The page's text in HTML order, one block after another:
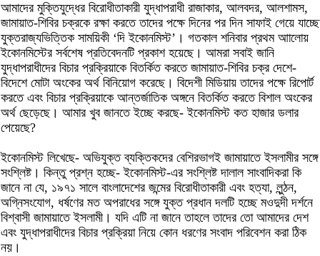
আমাদের মুক্তিযুদ্ধের বিরোধীতাকারী যুদ্ধাপরাধী রাজাকার, আলবদর, আলশামস,
জামায়াত-শিবির চক্রকে রক্ষা করতে তাদের পক্ষে দিনের পর দিন সাফাই গেয়ে যাচ্ছে
যুক্তরাজ্যভিত্তিক সাময়িকী ‘দি ইকোনমিস্ট’। গতকাল শনিবার প্রথম আালোয়
ইকোনমিস্টের সর্বশেষ প্রতিবেদনটি প্রকাশ হয়েছে। আমরা সবাই জানি
যুদ্ধাপরাধীদের বিচার প্রক্রিয়াকে বিতর্কিত করতে জামায়াত-শিবির চক্র দেশে-
বিদেশে মোটা অংকের অর্থ বিনিয়োগ করেছে। বিদেশী মিডিয়ায় তাদের পক্ষে রিপোর্ট
করতে এবং বিচার প্রক্রিয়াকে আন্তর্জাতিক অঙ্গনে বিতর্কিত করতে বিশাল অংকের
অর্থ ছেড়েছে। আমার খুব জানতে ইচ্ছে করছে- ইকোনমিস্ট কত হাজার ডলার
পেয়েছে?
ইকোনমিস্ট লিখেছে- অভিযুক্ত ব্যক্তিকদের বেশিরভাগই জামায়াতে ইসলামীর সঙ্গে
সংশ্লিষ্ট। কিন্তু প্রশ্ন হচ্ছে- ইকোনমিস্ট-এর সংশ্লিষ্ট দালাল সাংবাদিকরা কি
জানে না যে, ১৯৭১ সালে বাংলাদেশের জন্মের বিরোধীতাকারী এবং হত্যা, লুন্ঠন,
অগ্নিসংযোগ, ধর্ষণের মত অপরাধের সঙ্গে যুক্ত প্রধান দলটি হচ্ছে মওদুদী দর্শনে
বিশ্বাসী জামায়াতে ইসলামী। যদি এটি না জানে তাহলে তাদের তো আমাদের দেশ
এবং যুদ্ধাপরাধীদের বিচার প্রক্রিয়া নিয়ে কোন ধরণের সংবাদ পরিবেশন করা ঠিক
নয়।